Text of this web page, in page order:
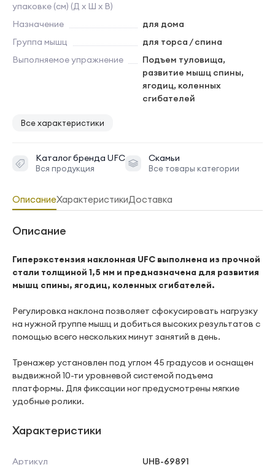
упаковке (см) (Д х Ш х В)
Назначение
для дома
Группа мышц
для торса / спина
Выполняемое упражнение
Подъем туловища,
развитие мышц спины,
ягодиц, коленных
сгибателей
Все характеристики
Каталог бренда UFC
Вся продукция
Скамьи
Все товары категории
ОписаниеХарактеристикиДоставка
Описание
Гиперэкстензия наклонная UFC выполнена из прочной
стали толщиной 1,5 мм и предназначена для развития
мышц спины, ягодиц, коленных сгибателей.
Регулировка наклона позволяет сфокусировать нагрузку
на нужной группе мышц и добиться высоких результатов с
помощью всего нескольких минут занятий в день.
Тренажер установлен под углом 45 градусов и оснащен
выдвижной 10-ти уровневой системой подъема
платформы. Для фиксации ног предусмотрены мягкие
удобные ролики.
Характеристики
Артикул UHB-69891